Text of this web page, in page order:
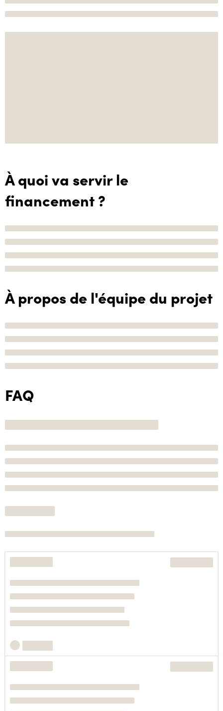
À quoi va servir le
financement ?
À propos de l'équipe du projet
FAQ